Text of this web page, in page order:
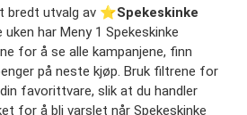
bredt utvalg av ⭐️Spekeskinke
uken har Meny 1 Spekeskinke
for å se alle kampanjene, finn
på neste kjøp. Bruk filtrene for
favorittvare, slik at du handler
for å bli varslet når Spekeskinke